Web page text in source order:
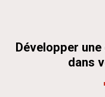
Développer
dans